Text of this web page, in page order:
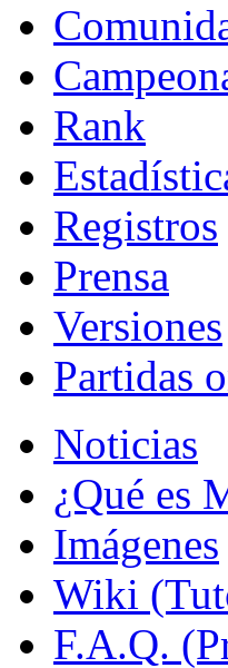
Rank
Registros
Prensa
Versiones
Partidas
Noticias
¿Qué es
Imágenes
Wiki
F.A.Q.